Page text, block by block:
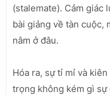
(stalemate). Cảm giác
bài giảng về tàn cuộc,
nằm ở đâu.
Hóa ra, sự tỉ mỉ và
trọng không kém gì